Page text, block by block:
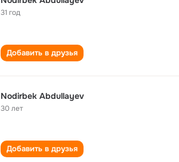
31 год
Добавить в друзья
Nodirbek Abdullayev
30 лет
Добавить в друзья